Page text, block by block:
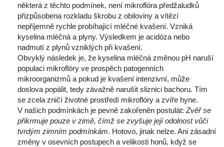
některá z těchto podmínek, není mikroflóra předžaludků
přizpůsobena rozkladu škrobu z obiloviny a vítězí
nepříjemně rychle probíhající mléčné kvašení. Vzniká
kyselina mléčná a plyny. Výsledkem je acidóza nebo
nadmutí z plynů vzniklých při kvašení.
Obvyklý následek je, že kyselina mléčná změnou pH naruší
populaci mikroflóry ve prospěch patogenních
mikroorganizmů a pokud je kvašení intenzivní, může
doslova popálit, tedy závažně narušit sliznici bachoru. Tím
e zcela zničí životné prostředí mikroflóry a zvíře hyne.
V našich podmínkách je pevně zakořeněn postulát: Zvěř se
přikrmuje pouze v zimě, čímž se zvyšuje její odolnost vůči
tvrdým zimním podmínkám. Hotovo, jinak nelze. Ani zásadní
změny v osevních postupech a velikosti honů, když se